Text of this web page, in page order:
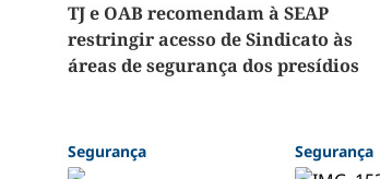
TJ e OAB recomendam à SEAP
restringir acesso de Sindicato às
áreas de segurança dos presídios
Segurança Segurança